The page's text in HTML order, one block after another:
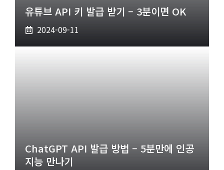
유튜브 API 키 발급 받기 – 3분이면 OK
2024-09-11
ChatGPT API 발급 방법 – 5분만에 인공
지능 만나기